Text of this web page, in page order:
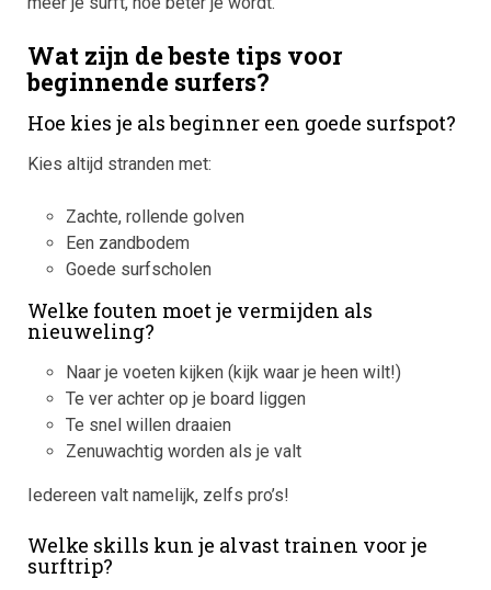
Wat zijn de beste tips voor
beginnende surfers?
Hoe kies je als beginner een goede surfspot?
Kies altijd stranden met:
Zachte, rollende golven
Een zandbodem
Goede surfscholen
Welke fouten moet je vermijden als
nieuweling?
Naar je voeten kijken (kijk waar je heen wilt!)
Te ver achter op je board liggen
Te snel willen draaien
Zenuwachtig worden als je valt
Iedereen valt namelijk, zelfs pro’s!
Welke skills kun je alvast trainen voor je
surftrip?